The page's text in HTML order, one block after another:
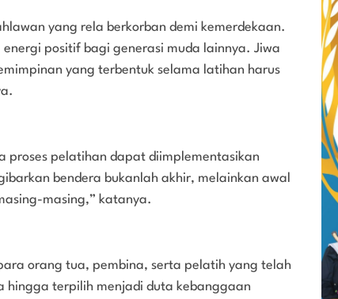
yang rela berkorban demi kemerdekaan.
positif bagi generasi muda lainnya. Jiwa
yang terbentuk selama latihan harus
proses pelatihan dapat diimplementasikan
bendera bukanlah akhir, melainkan awal
masing,” katanya.
orang tua, pembina, serta pelatih yang telah
hingga terpilih menjadi duta kebanggaan